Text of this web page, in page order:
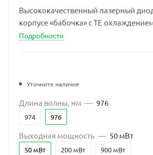
Высококачественный лазерный
корпусе «бабочка» с TE
Подробности
Уточните наличие
Длина волны, нм — 976
974 976
Выходная мощность — 50 мВт
50 мВт 200 мВт 900 мВт